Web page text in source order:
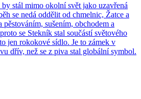
stál mimo okolní svět jako uzavřená
se nedá oddělit od chmelnic, Žatce a
sušením, obchodem a
se Stekník stal součástí světového
jen rokokové sídlo. Je to zámek v
dřív, než se z piva stal globální symbol.